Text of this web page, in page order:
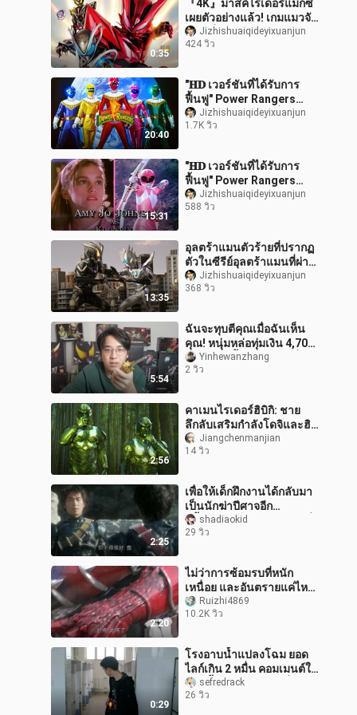
0:35
『4K』มาสค์ไรเดอร์แม็กซ์
เผยตัวอย่างแล้ว! เกมแมวจับ
หนู! เริ่มออกอากาศเดือน
กันยายน 2026!
Jizhishuaiqideyixuanjun
424 วิว
20:40
"𝐇𝐃 เวอร์ชันที่ได้รับการ
ฟื้นฟู" Power Rangers
เวอร์ชันอเมริกัน ซีซั่น 4
Xio: "รูปแบบหุ่นยนต์เต็มรูป
Jizhishuaiqideyixuanjun
1.7K วิว
15:31
"𝐇𝐃 เวอร์ชันที่ได้รับการ
ฟื้นฟู" Power Rangers
Power Rangers: "Robot
Full Form + All-Kill
Jizhishuaiqideyixuanjun
588 วิว
13:35
อุลตร้าแมนตัวร้ายที่ปรากฏ
ตัวในซีรีย์อุลตร้าแมนที่ผ่าน
มา: "เบเลียเดอะอีวิล"
Jizhishuaiqideyixuanjun
368 วิว
5:54
ฉันจะทุบตีคุณเมื่อฉันเห็น
คุณ! หนุ่มหล่อทุ่มเงิน 4,700
หยวนเพื่อซื้อส้อมเสียงเพื่อ
ทดสอบการได้ยินจริงๆ
Yinhewanzhang
2 วิว
2:56
คาเมนไรเดอร์ฮิบิกิ: ชาย
ลึกลับเสริมกำลังโดจิและฮิ
เมะ ฮิบิกิต้องทนทุกข์ทรมาน
กับความพ่ายแพ้ครั้งใหญ่เป็
Jiangchenmanjian
14 วิว
2:25
เพื่อให้เด็กฝึกงานได้กลับมา
เป็นนักฆ่าปีศาจอีก
ครั้ง...ช่างเป็นปรมาจารย์ที่
ดีจริงๆ
shadiaokid
29 วิว
2:20
ไม่ว่าการซ้อมรบที่หนัก
เหนื่อย และอันตรายแค่ไหน
เขาก็มองโลกในแง่ดีและ
มองโลกในแง่ดีต่อผู้อื่นเสมอ
Ruizhi4869
10.2K วิว
0:29
โรงอาบน้ำแปลงโฉม ยอด
ไลก์เกิน 2 หมื่น คอมเมนต์ใน
ช่องชี้นัดหมายสถานที่ถัดไป
ก็ช่างเถอะ ไม่เป็นไรแล้ว
sefredrack
26 วิว